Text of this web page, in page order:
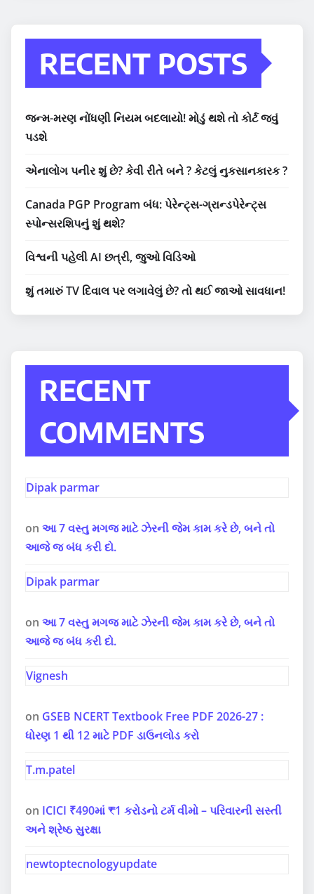
RECENT POSTS
જન્મ-મરણ નોંધણી નિયમ બદલાયો! મોડું થશે તો કોર્ટ જવું
પડશે
એનાલોગ પનીર શું છે? કેવી રીતે બને ? કેટલું નુકસાનકારક ?
Canada PGP Program બંધ: પેરેન્ટ્સ-ગ્રાન્ડપેરેન્ટ્સ
સ્પોન્સરશિપનું શું થશે?
વિશ્વની પહેલી AI છત્રી, જુઓ વિડિઓ
શું તમારું TV દિવાલ પર લગાવેલું છે? તો થઈ જાઓ સાવધાન!
RECENT
COMMENTS
Dipak parmar
on આ 7 વસ્તુ મગજ માટે ઝેરની જેમ કામ કરે છે, બને તો
આજે જ બંધ કરી દો.
Dipak parmar
on આ 7 વસ્તુ મગજ માટે ઝેરની જેમ કામ કરે છે, બને તો
આજે જ બંધ કરી દો.
Vignesh
on GSEB NCERT Textbook Free PDF 2026-27 :
ધોરણ 1 થી 12 માટે PDF ડાઉનલોડ કરો
T.m.patel
on ICICI ₹490માં ₹1 કરોડનો ટર્મ વીમો – પરિવારની સસ્તી
અને શ્રેષ્ઠ સુરક્ષા
newtoptecnologyupdate